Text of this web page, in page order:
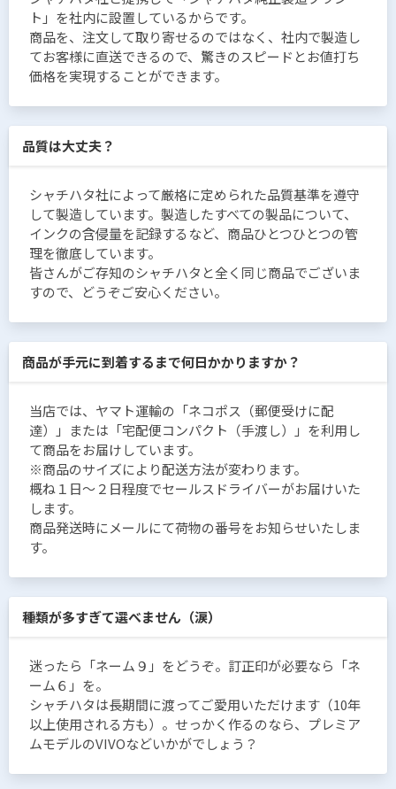
ト」を社内に設置しているからです。
商品を、注文して取り寄せるのではなく、社内で製造し
てお客様に直送できるので、驚きのスピードとお値打ち
価格を実現することができます。
品質は大丈夫？
シャチハタ社によって厳格に定められた品質基準を遵守
して製造しています。製造したすべての製品について、
インクの含侵量を記録するなど、商品ひとつひとつの管
理を徹底しています。
皆さんがご存知のシャチハタと全く同じ商品でございま
すので、どうぞご安心ください。
商品が手元に到着するまで何日かかりますか？
当店では、ヤマト運輸の「ネコポス（郵便受けに配
達）」または「宅配便コンパクト（手渡し）」を利用し
て商品をお届けしています。
※商品のサイズにより配送方法が変わります。
概ね１日〜２日程度でセールスドライバーがお届けいた
します。
商品発送時にメールにて荷物の番号をお知らせいたしま
す。
種類が多すぎて選べません（涙）
迷ったら「ネーム９」をどうぞ。訂正印が必要なら「ネ
ーム６」を。
シャチハタは長期間に渡ってご愛用いただけます（10年
以上使用される方も）。せっかく作るのなら、プレミア
ムモデルのVIVOなどいかがでしょう？